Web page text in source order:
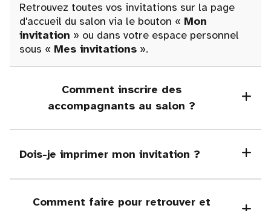
Retrouvez toutes vos invitations sur la page
d'accueil du salon via le bouton « Mon
invitation » ou dans votre espace personnel
sous « Mes invitations ».
Comment inscrire des
accompagnants au salon ?
Dois-je imprimer mon invitation ?
Comment faire pour retrouver et